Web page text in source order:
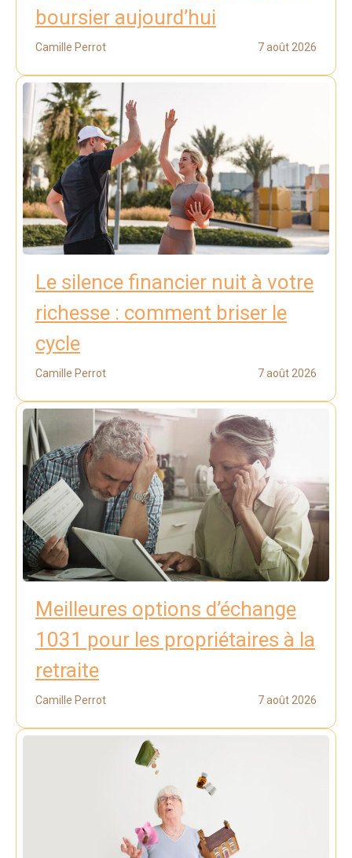
boursier aujourd’hui
Camille Perrot 7 août 2026
Le silence financier nuit à votre
richesse : comment briser le
cycle
Camille Perrot 7 août 2026
Meilleures options d’échange
1031 pour les propriétaires à la
retraite
Camille Perrot 7 août 2026